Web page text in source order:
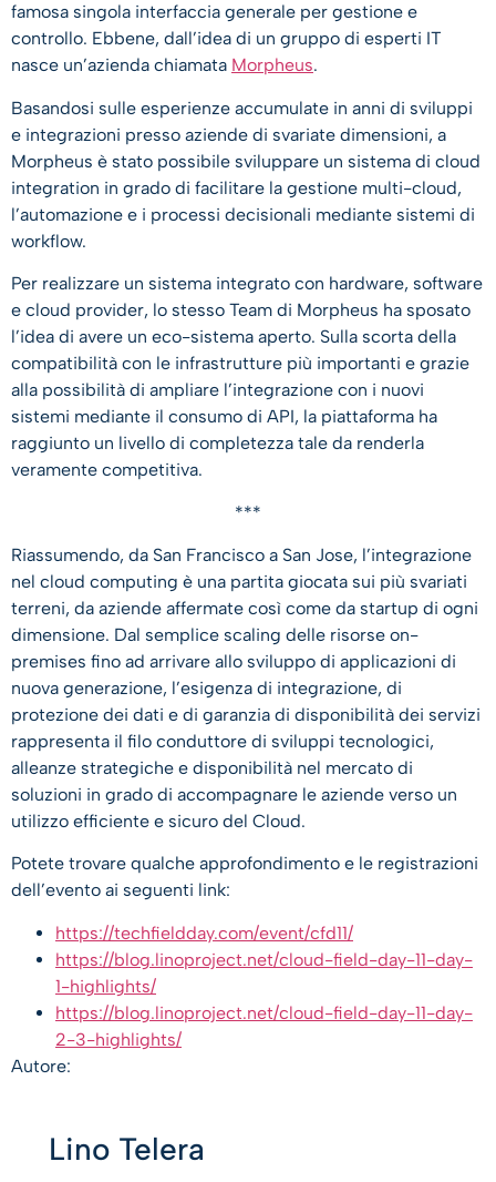
famosa singola interfaccia generale per gestione e
controllo. Ebbene, dall’idea di un gruppo di esperti IT
nasce un’azienda chiamata Morpheus.
Basandosi sulle esperienze accumulate in anni di sviluppi
e integrazioni presso aziende di svariate dimensioni, a
Morpheus è stato possibile sviluppare un sistema di cloud
integration in grado di facilitare la gestione multi-cloud,
l’automazione e i processi decisionali mediante sistemi di
workflow.
Per realizzare un sistema integrato con hardware, software
e cloud provider, lo stesso Team di Morpheus ha sposato
l’idea di avere un eco-sistema aperto. Sulla scorta della
compatibilità con le infrastrutture più importanti e grazie
alla possibilità di ampliare l’integrazione con i nuovi
sistemi mediante il consumo di API, la piattaforma ha
raggiunto un livello di completezza tale da renderla
veramente competitiva.
***
Riassumendo, da San Francisco a San Jose, l’integrazione
nel cloud computing è una partita giocata sui più svariati
terreni, da aziende affermate così come da startup di ogni
dimensione. Dal semplice scaling delle risorse on-
premises fino ad arrivare allo sviluppo di applicazioni di
nuova generazione, l’esigenza di integrazione, di
protezione dei dati e di garanzia di disponibilità dei servizi
rappresenta il filo conduttore di sviluppi tecnologici,
alleanze strategiche e disponibilità nel mercato di
soluzioni in grado di accompagnare le aziende verso un
utilizzo efficiente e sicuro del Cloud.
Potete trovare qualche approfondimento e le registrazioni
dell’evento ai seguenti link:
https://techfieldday.com/event/cfd11/
https://blog.linoproject.net/cloud-field-day-11-day-
1-highlights/
https://blog.linoproject.net/cloud-field-day-11-day-
2-3-highlights/
Autore:
Lino Telera